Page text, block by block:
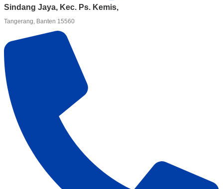
Sindang Jaya, Kec. Ps. Kemis,
Tangerang, Banten 15560